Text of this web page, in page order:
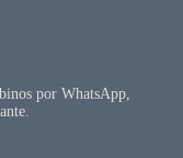
por WhatsApp,